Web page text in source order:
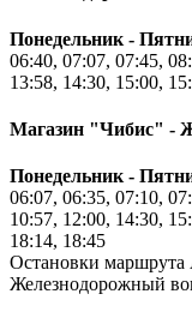
Понедельник -
06:40, 07:07, 07:45,
13:58, 14:30, 15:00,
Магазин "Чибис" -
Понедельник -
06:07, 06:35, 07:10,
10:57, 12:00, 14:30,
18:14, 18:45
Остановки маршрута
Железнодорожный